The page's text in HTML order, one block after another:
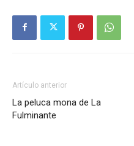
Artículo anterior
La peluca mona de La
Fulminante